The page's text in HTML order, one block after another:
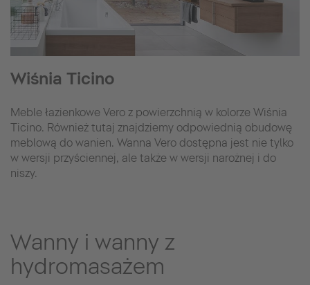
Wiśnia Ticino
Meble łazienkowe Vero z powierzchnią w kolorze Wiśnia
Ticino. Również tutaj znajdziemy odpowiednią obudowę
meblową do wanien. Wanna Vero dostępna jest nie tylko
w wersji przyściennej, ale także w wersji narożnej i do
niszy.
Wanny i wanny z
hydromasażem